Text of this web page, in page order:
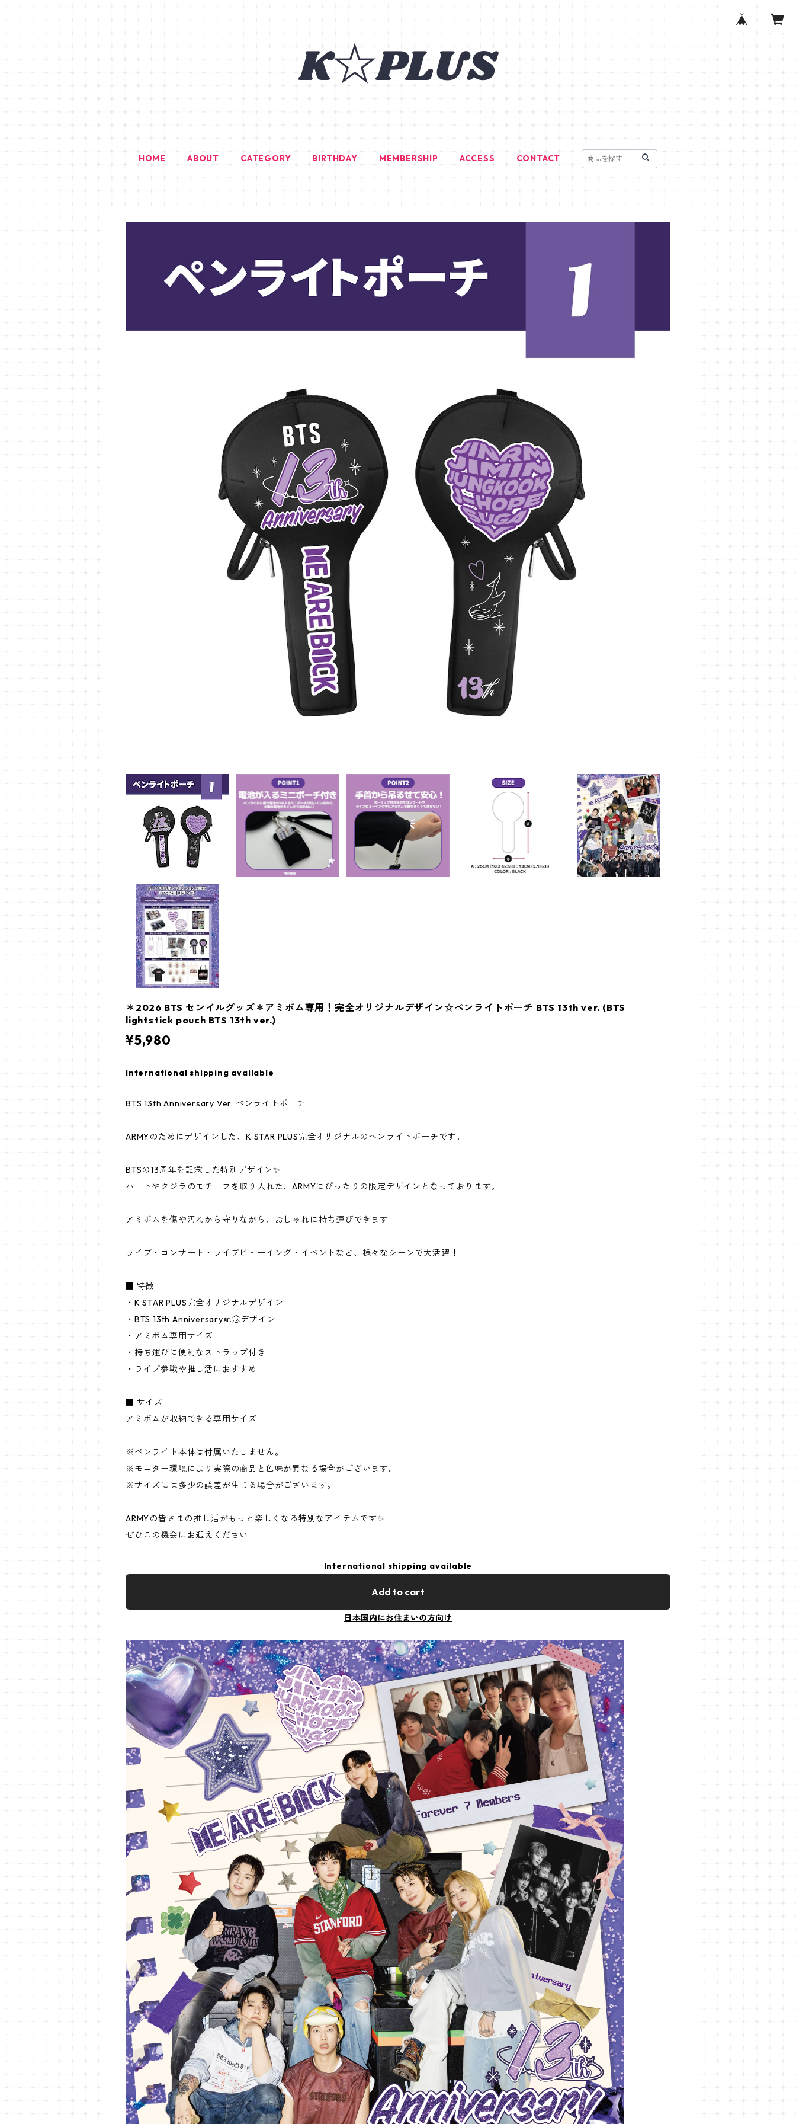
HOME ABOUT CATEGORY BIRTHDAY MEMBERSHIP ACCESS CONTACT
＊2026 BTS センイルグッズ＊アミボム専用！完全オリジナルデザイン☆ペンライトポーチ BTS 13th ver. (BTS
lightstick pouch BTS 13th ver.)
¥5,980
International shipping available
BTS 13th Anniversary Ver. ペンライトポーチ
ARMYのためにデザインした、K STAR PLUS完全オリジナルのペンライトポーチです。
BTSの13周年を記念した特別デザイン✨
ハートやクジラのモチーフを取り入れた、ARMYにぴったりの限定デザインとなっております。
アミボムを傷や汚れから守りながら、おしゃれに持ち運びできます
ライブ・コンサート・ライブビューイング・イベントなど、様々なシーンで大活躍！
■ 特徴
・K STAR PLUS完全オリジナルデザイン
・BTS 13th Anniversary記念デザイン
・アミボム専用サイズ
・持ち運びに便利なストラップ付き
・ライブ参戦や推し活におすすめ
■ サイズ
アミボムが収納できる専用サイズ
※ペンライト本体は付属いたしません。
※モニター環境により実際の商品と色味が異なる場合がございます。
※サイズには多少の誤差が生じる場合がございます。
ARMYの皆さまの推し活がもっと楽しくなる特別なアイテムです✨
ぜひこの機会にお迎えください
International shipping available
Add to cart
日本国内にお住まいの方向け